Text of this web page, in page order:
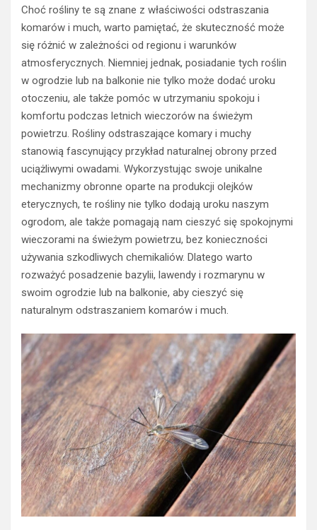
Choć rośliny te są znane z właściwości odstraszania
komarów i much, warto pamiętać, że skuteczność może
się różnić w zależności od regionu i warunków
atmosferycznych. Niemniej jednak, posiadanie tych roślin
w ogrodzie lub na balkonie nie tylko może dodać uroku
otoczeniu, ale także pomóc w utrzymaniu spokoju i
komfortu podczas letnich wieczorów na świeżym
powietrzu. Rośliny odstraszające komary i muchy
stanowią fascynujący przykład naturalnej obrony przed
uciążliwymi owadami. Wykorzystując swoje unikalne
mechanizmy obronne oparte na produkcji olejków
eterycznych, te rośliny nie tylko dodają uroku naszym
ogrodom, ale także pomagają nam cieszyć się spokojnymi
wieczorami na świeżym powietrzu, bez konieczności
używania szkodliwych chemikaliów. Dlatego warto
rozważyć posadzenie bazylii, lawendy i rozmarynu w
swoim ogrodzie lub na balkonie, aby cieszyć się
naturalnym odstraszaniem komarów i much.